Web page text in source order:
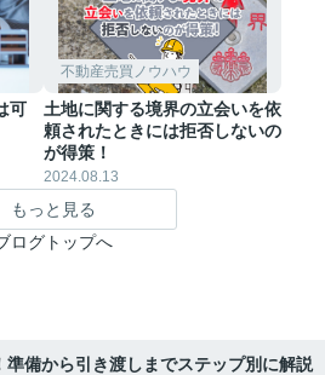
可
不動産売買ノウハウ
土地に関する境界の立会いを依
頼されたときには拒否しないの
が得策！
2024.08.13
もっと見る
ログトップへ
備から引き渡しまでステップ別に解説